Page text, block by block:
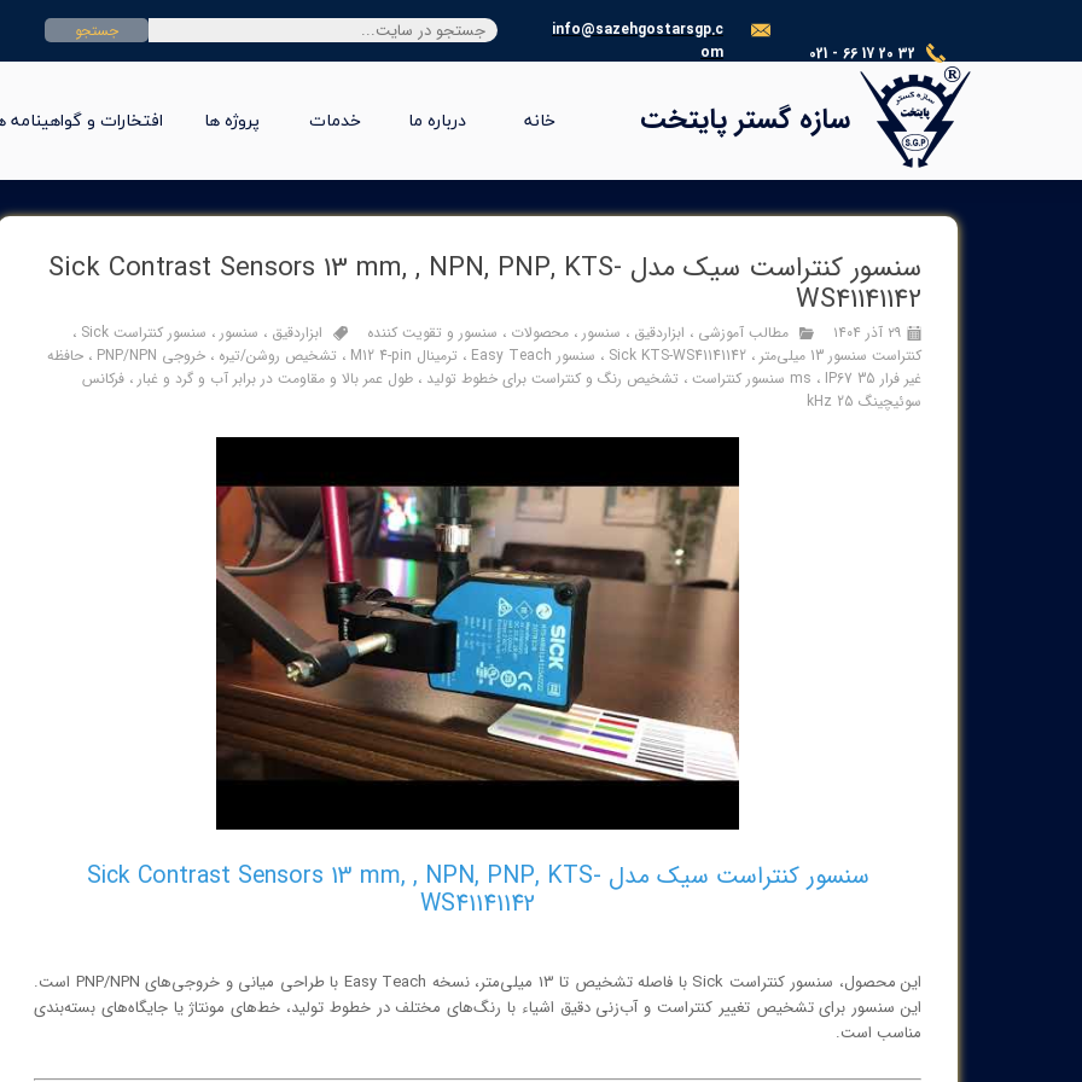
021 - 66 17 20 32
info@sazehgostarsgp.c
om
جستجو
سازه گستر پایتخت
®​​​​​​​
خانه درباره ما خدمات پروژه ها افتخارات و گواهینامه
سنسور کنتراست سیک مدل Sick Contrast Sensors 13 mm, , NPN, PNP, KTS-
WS41141142
۲۹ آذر ۱۴۰۴ مطالب آموزشی ، ابزاردقیق ، سنسور ، محصولات ، سنسور و تقویت کننده ابزاردقیق ، سنسور ، سنسور کنتراست Sick
،
کنتراست سنسور 13 میلی‌متر
، Sick KTS-WS41141142 ، سنسور Easy Teach ، ترمینال M12 4-pin ، تشخیص روشن/تیره ، خروجی PNP/NPN ، حافظه
غیر فرار 35 ms
، IP67 سنسور کنتراست ، تشخیص رنگ و کنتراست برای خطوط تولید ، طول عمر بالا و مقاومت در برابر آب و گرد و غبار ، فرکانس
سوئیچینگ 25 kHz
سنسور کنتراست سیک مدل Sick Contrast Sensors 13 mm, , NPN, PNP, KTS-
WS41141142
این محصول، سنسور کنتراست Sick با فاصله تشخیص تا 13 میلی‌متر، نسخه Easy Teach با طراحی میانی و خروجی‌های PNP/NPN است.
این سنسور برای تشخیص تغییر کنتراست و آب‌زنی دقیق اشیاء با رنگ‌های مختلف در خطوط تولید، خط‌های مونتاژ یا جایگاه‌های بسته‌بندی
مناسب است.